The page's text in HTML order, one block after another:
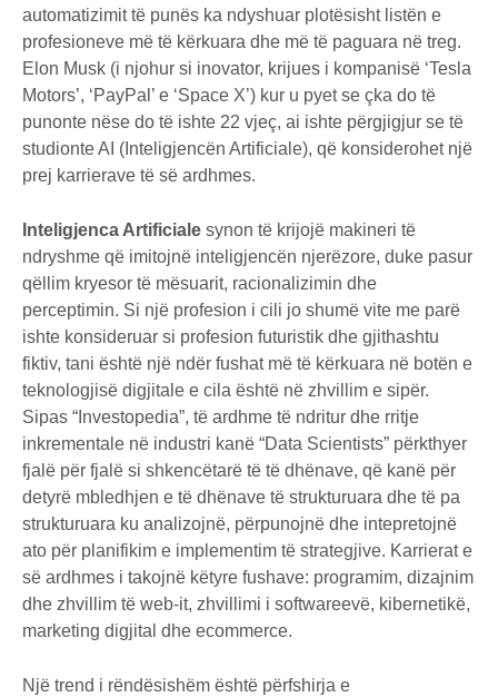
automatizimit të punës ka ndyshuar plotësisht listën e
profesioneve më të kërkuara dhe më të paguara në treg.
Elon Musk (i njohur si inovator, krijues i kompanisë ‘Tesla
Motors’, ‘PayPal’ e ‘Space X’) kur u pyet se çka do të
punonte nëse do të ishte 22 vjeç, ai ishte përgjigjur se të
studionte AI (Inteligjencën Artificiale), që konsiderohet një
prej karrierave të së ardhmes.
Inteligjenca Artificiale synon të krijojë makineri të
ndryshme që imitojnë inteligjencën njerëzore, duke pasur
qëllim kryesor të mësuarit, racionalizimin dhe
perceptimin. Si një profesion i cili jo shumë vite me parë
ishte konsideruar si profesion futuristik dhe gjithashtu
fiktiv, tani është një ndër fushat më të kërkuara në botën e
teknologjisë digjitale e cila është në zhvillim e sipër.
Sipas “Investopedia”, të ardhme të ndritur dhe rritje
inkrementale në industri kanë “Data Scientists” përkthyer
fjalë për fjalë si shkencëtarë të të dhënave, që kanë për
detyrë mbledhjen e të dhënave të strukturuara dhe të pa
strukturuara ku analizojnë, përpunojnë dhe intepretojnë
ato për planifikim e implementim të strategjive. Karrierat e
së ardhmes i takojnë këtyre fushave: programim, dizajnim
dhe zhvillim të web-it, zhvillimi i softwareevë, kibernetikë,
marketing digjital dhe ecommerce.
Një trend i rëndësishëm është përfshirja e